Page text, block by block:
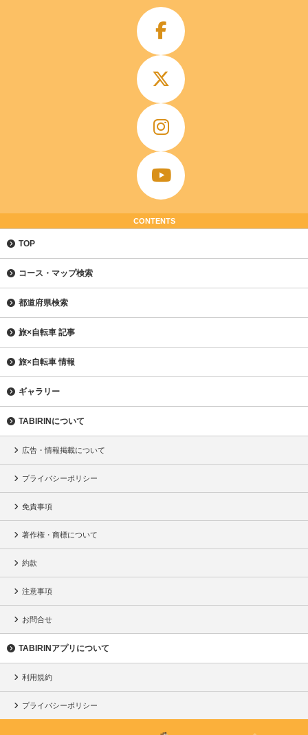
CONTENTS
TOP
コース・マップ検索
都道府県検索
旅×自転車 記事
旅×自転車 情報
ギャラリー
TABIRINについて
広告・情報掲載について
プライバシーポリシー
免責事項
著作権・商標について
約款
注意事項
お問合せ
TABIRINアプリについて
利用規約
プライバシーポリシー